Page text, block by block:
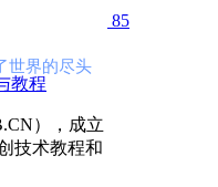
85
世界的尽头
），成立
技术教程和